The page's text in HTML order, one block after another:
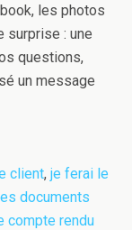
les photos
surprise : une
questions,
un message
client, je ferai le
documents
compte rendu